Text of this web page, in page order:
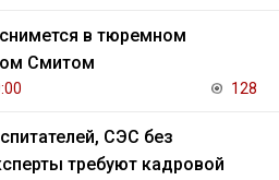
в тюремном
Смитом
128
СЭС без
требуют кадровой